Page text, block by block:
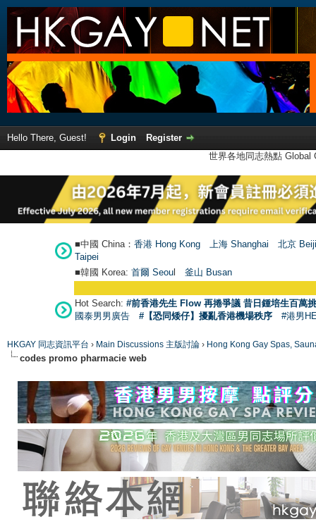
Hello There, Guest! Login
Register
世界各地同志熱點
■中國 China： 香港 Hong Kong 上海 Shanghai
北京
Taipei
■韓國 Korea: 首爾 Seoul 釜山 Busan
Hot Search: #前香港先生 Flow 再捲爭議 昔日鍾培生百萬
國泰男男廣告
#【恐同矮仔】擾亂香港機場秩序 #港男
HKGAY 同志資訊平台 › Main Discussions 主版討論 › Hong Kong Gay Spas,
codes promo pharmacie web